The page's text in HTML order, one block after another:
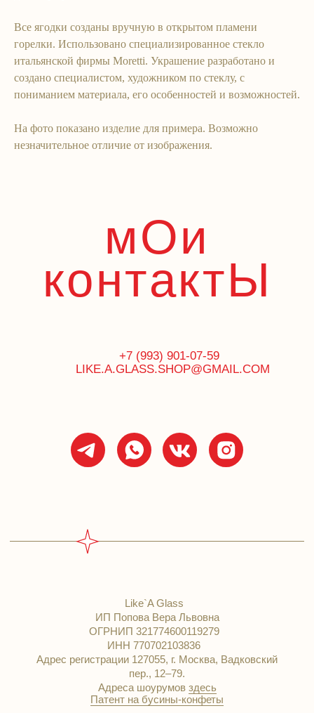
Все ягодки созданы вручную в открытом пламени
горелки. Использовано специализированное стекло
итальянской фирмы Moretti. Украшение разработано и
создано специалистом, художником по стеклу, с
пониманием материала, его особенностей и возможностей.
На фото показано изделие для примера. Возможно
незначительное отличие от изображения.
Адрес регистрации 127055, г. Москва, Вадковский
пер., 12‒79.
Адреса шоурумов
здесь
© Все права защищены. 2026
Политика конфиденциальности
Патент на бусины-конфеты